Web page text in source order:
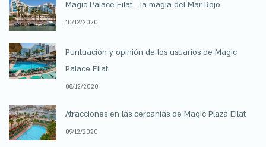
Magic Palace Eilat - la magia del Mar Rojo
10/12/2020
Puntuación y opinión de los usuarios de Magic
Palace Eilat
08/12/2020
Atracciones en las cercanías de Magic Plaza Eilat
09/12/2020